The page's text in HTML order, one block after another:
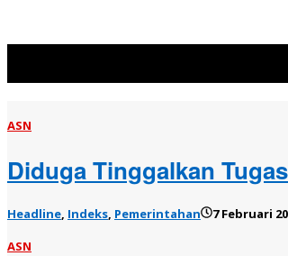
ASN
Diduga Tinggalkan
Headline, Indeks, Pemerintahan 7 Februari
ASN